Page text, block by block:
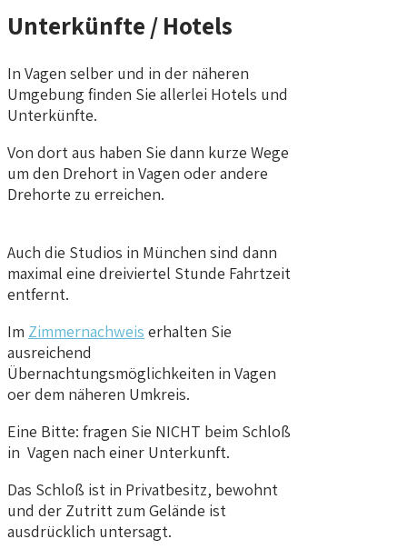
Unterkünfte / Hotels
In Vagen selber und in der näheren
Umgebung finden Sie allerlei Hotels und
Unterkünfte.
Von dort aus haben Sie dann kurze Wege
um den Drehort in Vagen oder andere
Drehorte zu erreichen.
Auch die Studios in München sind dann
maximal eine dreiviertel Stunde Fahrtzeit
entfernt.
Im Zimmernachweis erhalten Sie
ausreichend
Übernachtungsmöglichkeiten in Vagen
oer dem näheren Umkreis.
Eine Bitte: fragen Sie NICHT beim Schloß
in Vagen nach einer Unterkunft.
Das Schloß ist in Privatbesitz, bewohnt
und der Zutritt zum Gelände ist
ausdrücklich untersagt.